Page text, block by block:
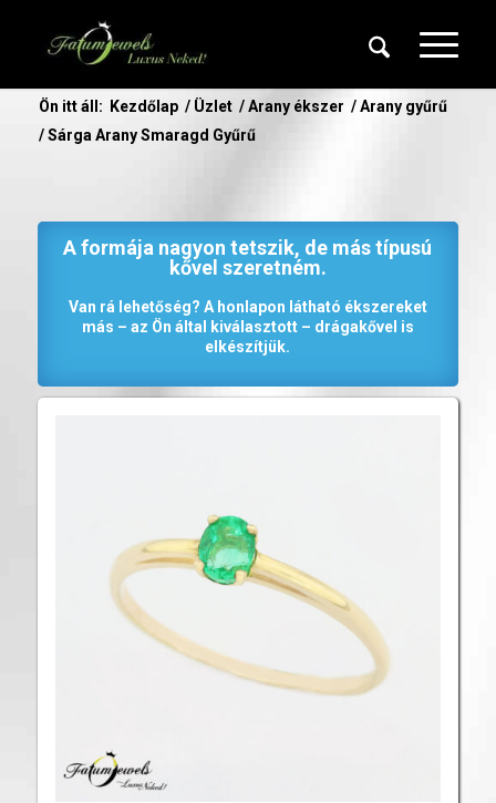
Ön itt áll: Kezdőlap / Üzlet / Arany ékszer / Arany gyűrű
/ Sárga Arany Smaragd Gyűrű
A formája nagyon tetszik, de más típusú
kővel szeretném.
Van rá lehetőség? A honlapon látható ékszereket
más – az Ön által kiválasztott – drágakővel is
elkészítjük.